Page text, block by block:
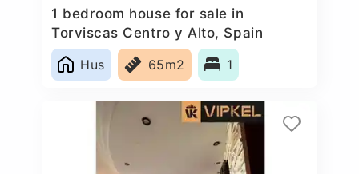
1 bedroom house for sale in
Torviscas Centro y Alto, Spain
Hus
65m2 1